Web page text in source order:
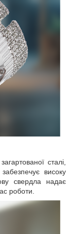
сталі,
високу
свердла надає
роботи.